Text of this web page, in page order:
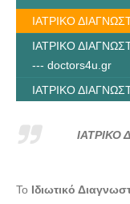
ΙΑΤΡΙΚΟ
ΙΑΤΡΙΚΟ
--- doctors4u.gr
ΙΑΤΡΙΚΟ
ΙΑΤΡΙΚΟ
--- doctors4u.gr
ΙΑΤΡΙΚΟ
Το Ιδιωτικό